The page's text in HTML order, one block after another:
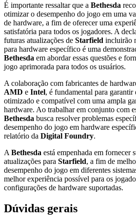
É importante ressaltar que a Bethesda
otimizar o desempenho do jogo em uma
de hardware, a fim de oferecer uma
satisfatória para todos os jogadores. A
futuras atualizações de Starfield incluirão
para hardware específico é uma
Bethesda em abordar essas questões e
jogo aprimorada para todos os usuários.
A colaboração com fabricantes de
AMD e Intel, é fundamental para garantir
otimizado e compatível com uma ampla
hardware. Ao trabalhar em conjunto com
Bethesda busca resolver problemas
desempenho do jogo em hardware
relatório da Digital Foundry.
A Bethesda está empenhada em fornecer
atualizações para Starfield, a fim de
desempenho do jogo em diferentes
melhor experiência possível para os
configurações de hardware suportadas.
Dúvidas gerais